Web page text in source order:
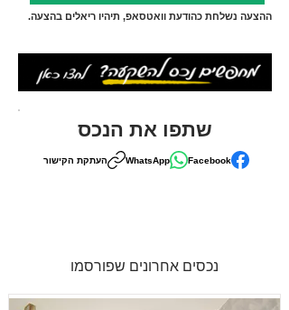
ההצעה נשלחת כהודעת וואטסאפ, תיהיו ריאלים בהצעה.
שתפו את הנכס
Facebook
WhatsApp העתקת הקישור
נכסים אחרונים שפורסמו